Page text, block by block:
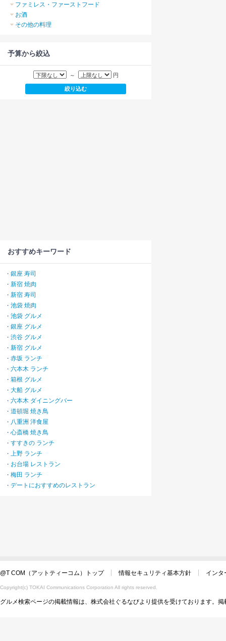
ファミレス・ファーストフード
お酒
その他の料理
予算から絞込
～ 円
おすすめキーワード
・ 銀座 寿司
・ 新宿 焼肉
・ 新宿 寿司
・ 池袋 焼肉
・ 池袋 グルメ
・ 銀座 グルメ
・ 渋谷 グルメ
・ 新宿 グルメ
・ 赤坂 ランチ
・ 六本木 ランチ
・ 箱根 グルメ
・ 大船 グルメ
・ 六本木 ダイニングバー
・ 道頓堀 焼き鳥
・ 八重洲 洋食屋
・ 心斎橋 焼き鳥
・ すすきの ランチ
・ 上野 ランチ
・ お台場 レストラン
・ 梅田 ランチ
・ デートにおすすめのレストラン
@T COM（アットティーコム）トップ 情報セキュリティ基本方針 インタ
Copyright(c) TOKAI Communications Corporation All rights reserved.
グルメ検索ページの掲載情報は、株式会社ぐるなびより提供を受けております。